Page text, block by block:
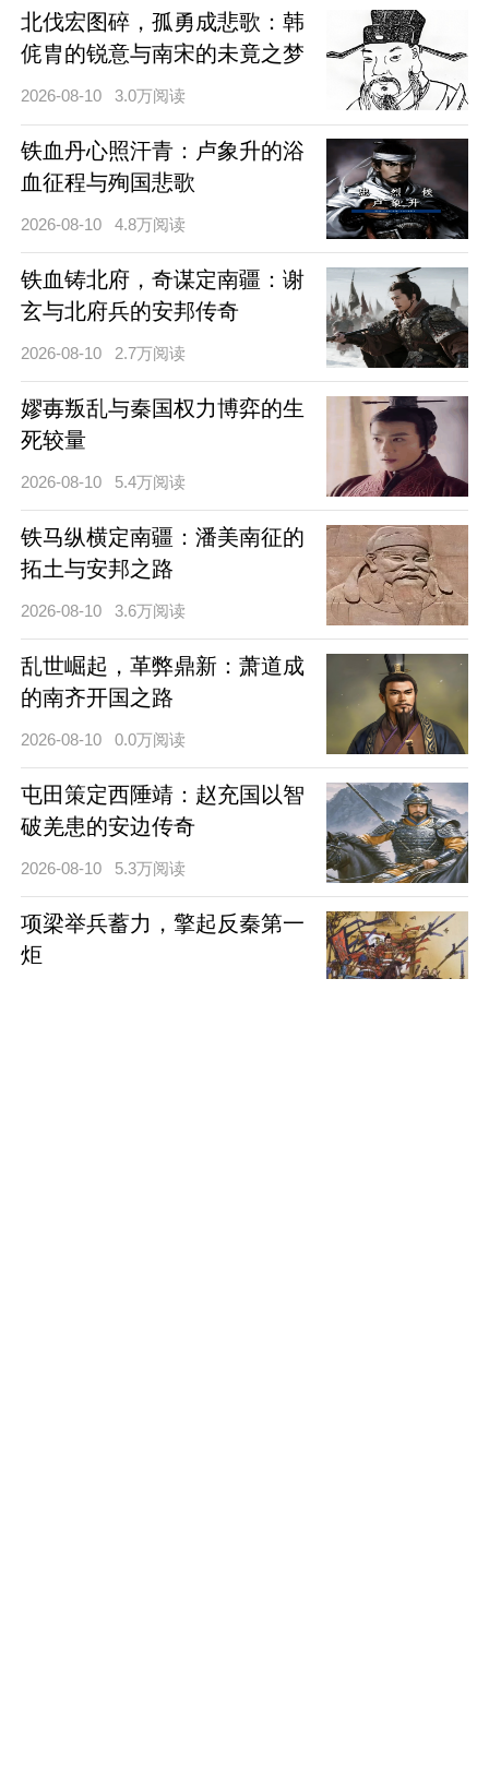
北伐宏图碎，孤勇成悲歌：韩
侂胄的锐意与南宋的未竟之梦
2026-08-10 3.0万阅读
铁血丹心照汗青：卢象升的浴
血征程与殉国悲歌
2026-08-10 4.8万阅读
铁血铸北府，奇谋定南疆：谢
玄与北府兵的安邦传奇
2026-08-10 2.7万阅读
嫪毐叛乱与秦国权力博弈的生
死较量
2026-08-10 5.4万阅读
铁马纵横定南疆：潘美南征的
拓土与安邦之路
2026-08-10 3.6万阅读
乱世崛起，革弊鼎新：萧道成
的南齐开国之路
2026-08-10 0.0万阅读
屯田策定西陲靖：赵充国以智
破羌患的安边传奇
2026-08-10 5.3万阅读
项梁举兵蓄力，擎起反秦第一
炬